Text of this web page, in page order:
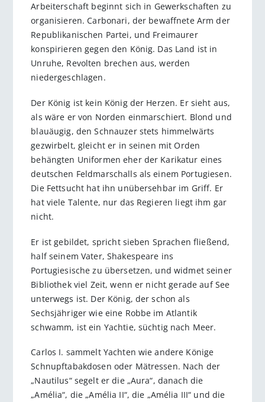
Arbeiterschaft beginnt sich in Gewerkschaften zu
organisieren. Carbonari, der bewaffnete Arm der
Republikanischen Partei, und Freimaurer
konspirieren gegen den König. Das Land ist in
Unruhe, Revolten brechen aus, werden
niedergeschlagen.
Der König ist kein König der Herzen. Er sieht aus,
als wäre er von Norden einmarschiert. Blond und
blauäugig, den Schnauzer stets himmelwärts
gezwirbelt, gleicht er in seinen mit Orden
behängten Uniformen eher der Karikatur eines
deutschen Feldmarschalls als einem Portugiesen.
Die Fettsucht hat ihn unübersehbar im Griff. Er
hat viele Talente, nur das Regieren liegt ihm gar
nicht.
Er ist gebildet, spricht sieben Sprachen fließend,
half seinem Vater, Shakespeare ins
Portugiesische zu übersetzen, und widmet seiner
Bibliothek viel Zeit, wenn er nicht gerade auf See
unterwegs ist. Der König, der schon als
Sechsjähriger wie eine Robbe im Atlantik
schwamm, ist ein Yachtie, süchtig nach Meer.
Carlos I. sammelt Yachten wie andere Könige
Schnupftabakdosen oder Mätressen. Nach der
„Nautilus“ segelt er die „Aura“, danach die
„Amélia“, die „Amélia II“, die „Amélia III“ und die